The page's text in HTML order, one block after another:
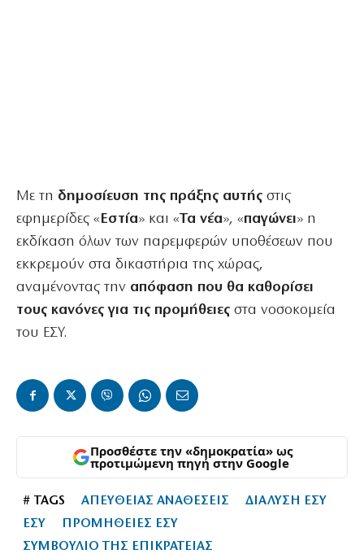
Με τη δημοσίευση της πράξης αυτής στις
εφημερίδες «Εστία» και «Τα νέα», «παγώνει» η
εκδίκαση όλων των παρεμφερών υποθέσεων που
εκκρεμούν στα δικαστήρια της χώρας,
αναμένοντας την απόφαση που θα καθορίσει
τους κανόνες για τις προμήθειες στα νοσοκομεία
του ΕΣΥ.
Προσθέστε την «δημοκρατία» ως
προτιμώμενη πηγή στην Google
# TAGS ΑΠΕΥΘΕΙΑΣ ΑΝΑΘΕΣΕΙΣ
ΔΙΑΛΥΣΗ ΕΣΥ
ΕΣΥ
ΠΡΟΜΗΘΕΙΕΣ ΕΣΥ
ΣΥΜΒΟΥΛΙΟ ΤΗΣ ΕΠΙΚΡΑΤΕΙΑΣ